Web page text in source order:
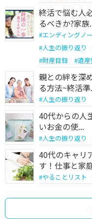
終活で悩む人
るべきか?家族
#エンディングノ
#人生の振り返り
#財産目録 #遺
親との絆を深
る方法~終活準
#人生の振り返り
40代からの人
いお金の使...
#人生の振り返り
40代のキャリ
す！仕事と家
#やることリスト